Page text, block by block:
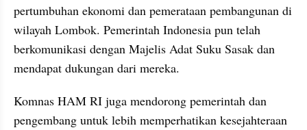
pertumbuhan ekonomi dan pemerataan pembangunan di
wilayah Lombok. Pemerintah Indonesia pun telah
berkomunikasi dengan Majelis Adat Suku Sasak dan
mendapat dukungan dari mereka.
Komnas HAM RI juga mendorong pemerintah dan
pengembang untuk lebih memperhatikan kesejahteraan